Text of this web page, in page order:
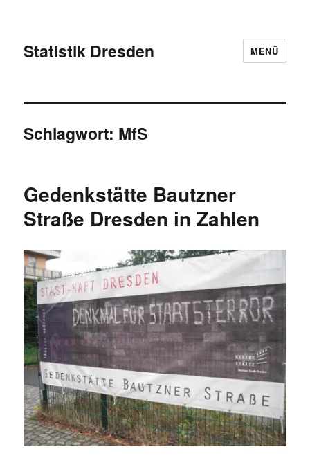
Statistik Dresden MENÜ
Schlagwort: MfS
Gedenkstätte Bautzner
Straße Dresden in Zahlen